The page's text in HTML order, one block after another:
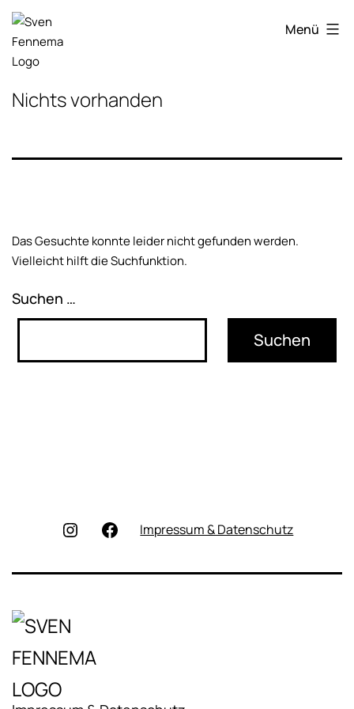
Zum
Inhalt
springen
Sven
Fennema
Fotografie
Menü
Nichts vorhanden
Das Gesuchte konnte leider nicht gefunden werden.
Vielleicht hilft die Suchfunktion.
Suchen …
InstagramFacebook
Impressum & Datenschutz